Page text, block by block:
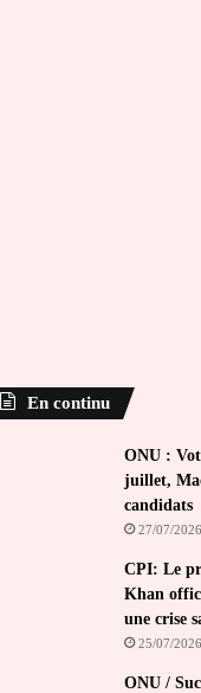
En continu
ONU :
juillet,
candidats
27/07/2026
CPI: Le
Khan
une crise
25/07/2026
ONU /